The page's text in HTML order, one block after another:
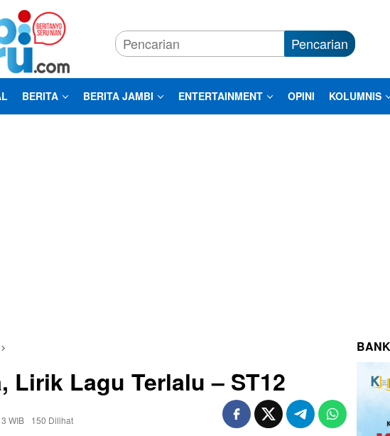
Pencarian
BERITA BERITA JAMBI ENTERTAINMENT OPINI KOLUMNIS
Lirik Lagu Terlalu – ST12
WIB
150 Dilihat